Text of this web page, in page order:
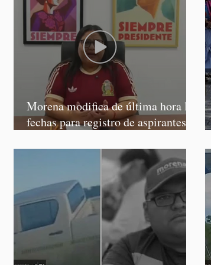
Morena modifica de última hora las
fechas para registro de aspirantes a